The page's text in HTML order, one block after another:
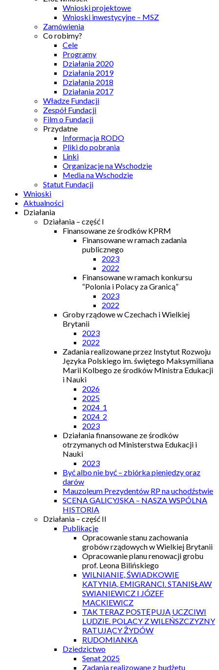
Wnioski projektowe
Wnioski inwestycyjne – MSZ
Zamówienia
Co robimy?
Cele
Programy
Działania 2020
Działania 2019
Działania 2018
Działania 2017
Władze Fundacji
Zespół Fundacji
Film o Fundacji
Przydatne
Informacja RODO
Pliki do pobrania
Linki
Organizacje na Wschodzie
Media na Wschodzie
Statut Fundacji
Wnioski
Aktualności
Działania
Działania – część I
Finansowane ze środków KPRM
Finansowane w ramach zadania
publicznego
2023
2022
Finansowane w ramach konkursu
“Polonia i Polacy za Granicą”
2023
2022
Groby rządowe w Czechach i Wielkiej
Brytanii
2023
2022
Zadania realizowane przez Instytut Rozwoju
Języka Polskiego im. świętego Maksymiliana
Marii Kolbego ze środków Ministra Edukacji
i Nauki
2026
2025
2024_1
2024_2
2023
Działania finansowane ze środków
otrzymanych od Ministerstwa Edukacji i
Nauki
2023
Być albo nie być – zbiórka pieniędzy oraz
darów
Mauzoleum Prezydentów RP na uchodźstwie
SCENA GALICYJSKA – NASZA WSPÓLNA
HISTORIA
Działania – część II
Publikacje
Opracowanie stanu zachowania
grobów rządowych w Wielkiej Brytanii
Opracowanie planu renowacji grobu
prof. Leona Bilińskiego
WILNIANIE, ŚWIADKOWIE
KATYNIA, EMIGRANCI. STANISŁAW
SWIANIEWICZ I JÓZEF
MACKIEWICZ
TAK TERAZ POSTĘPUJĄ UCZCIWI
LUDZIE. POLACY Z WILEŃSZCZYZNY
RATUJĄCY ŻYDÓW
RUDOMIANKA
Dziedzictwo
Senat 2025
Zadania realizowane z budżetu